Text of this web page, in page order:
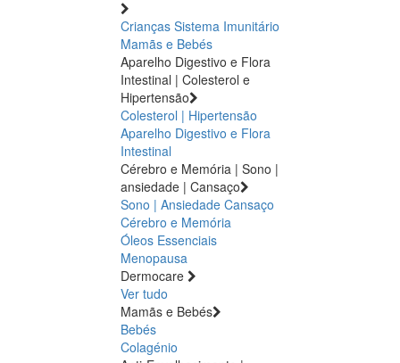
Crianças Sistema Imunitário
Mamãs e Bebés
Aparelho Digestivo e Flora
Intestinal | Colesterol e
Hipertensão
Colesterol | Hipertensão
Aparelho Digestivo e Flora
Intestinal
Cérebro e Memória | Sono |
ansiedade | Cansaço
Sono | Ansiedade Cansaço
Cérebro e Memória
Óleos Essenciais
Menopausa
Dermocare
Ver tudo
Mamãs e Bebés
Bebés
Colagénio